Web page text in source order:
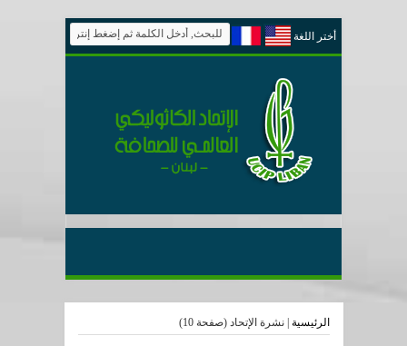
أختر اللغة
الرئيسية |نشرة الإتحاد (صفحة 10)